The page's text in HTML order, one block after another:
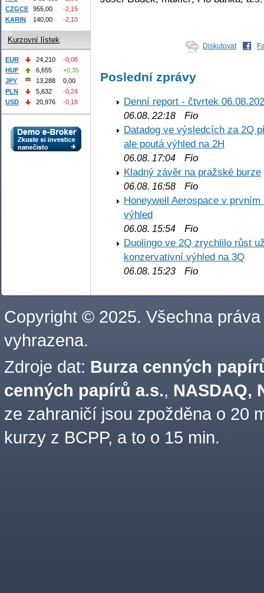
Diskutovat
Poslední zprávy
Denní report - čtvrtek
06.08. 22:18 Fio
Datadog ve výsledcích za 2Q
ale poutá výhled na 2H
06.08. 17:04 Fio
Kladný závěr na pražské burze
06.08. 16:58 Fio
Honeywell Aerospace v
výhled
06.08. 15:54 Fio
Duolingo ve 2Q zrychlilo růst
konzervativní výhled na 3Q
06.08. 15:23 Fio
CZGCE
955,00
-2,15
KARIN
140,00 -2,10
Kurzovní lístek
EUR 24,210
-0,08
HUF
6,655
+0,35
JPY
13,288
0,00
PLN
5,632
-0,24
USD
20,976 -0,18
Copyright © 2025. Všechna práva
vyhrazena.
Zdroje dat: Burza cenných
cenných papírů a.s., NASDAQ,
ze zahraničí jsou zpožděna o 20
kurzy z BCPP, a to o 15 min.